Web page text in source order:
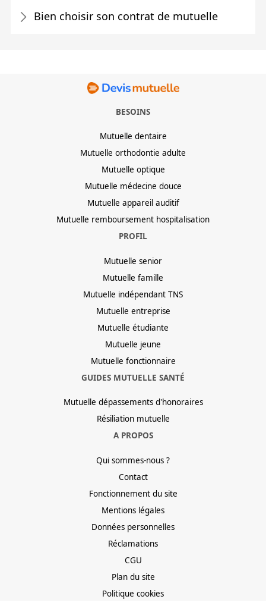
Bien choisir son contrat de mutuelle
BESOINS
Mutuelle dentaire
Mutuelle orthodontie adulte
Mutuelle optique
Mutuelle médecine douce
Mutuelle appareil auditif
Mutuelle remboursement hospitalisation
PROFIL
Mutuelle senior
Mutuelle famille
Mutuelle indépendant TNS
Mutuelle entreprise
Mutuelle étudiante
Mutuelle jeune
Mutuelle fonctionnaire
GUIDES MUTUELLE SANTÉ
Mutuelle dépassements d'honoraires
Résiliation mutuelle
A PROPOS
Qui sommes-nous ?
Contact
Fonctionnement du site
Mentions légales
Données personnelles
Réclamations
CGU
Plan du site
Politique cookies